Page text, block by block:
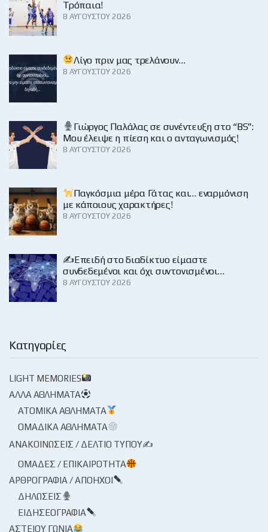
Τρόπαια!
8 ΑΥΓΟΎΣΤΟΥ 2026
Λίγο πριν μας τρελάνουν…
8 ΑΥΓΟΎΣΤΟΥ 2026
Γιώργος Παλάλας σε συνέντευξη στο “BS”:
Μου έλειψε η πίεση και ο ανταγωνισμός!
8 ΑΥΓΟΎΣΤΟΥ 2026
Παγκόσμια μέρα Γάτας και… εναρμόνιση
με κάποιους χαρακτήρες!
8 ΑΥΓΟΎΣΤΟΥ 2026
✍️Επειδή στο διαδίκτυο είμαστε
συνδεδεμένοι και όχι συντονισμένοι…
8 ΑΥΓΟΎΣΤΟΥ 2026
Κατηγορίες
LIGHT MEMORIES
ΆΛΛΑ ΑΘΛΉΜΑΤΑ
ΑΤΟΜΙΚΆ ΑΘΛΉΜΑΤΑ
ΟΜΑΔΙΚΆ ΑΘΛΉΜΑΤΑ
ΑΝΑΚΟΙΝΏΣΕΙΣ / ΔΕΛΤΊΟ ΤΎΠΟΥ✍
ΟΜΆΔΕΣ / ΕΠΙΚΑΙΡΌΤΗΤΑ
ΑΡΘΡΟΓΡΑΦΊΑ / ΑΠΌΗΧΟΙ
ΔΗΛΏΣΕΙΣ
ΕΙΔΗΣΕΟΓΡΑΦΊΑ
ΑΣΤΕΊΟΥ ΓΩΝΊΑ